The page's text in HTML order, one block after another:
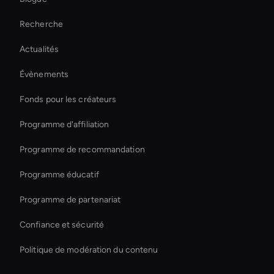
Interactive Product Demo Ai
Créateur de transitions vidéo IA
Générateur de vignettes vidéo AI
Autonomous Ai Avatar
Digital Twin For Meetings
Recherche
Actualités
Évènements
Fonds pour les créateurs
Programme d'affiliation
Programme de recommandation
Programme éducatif
Programme de partenariat
Confiance et sécurité
Politique de modération du contenu